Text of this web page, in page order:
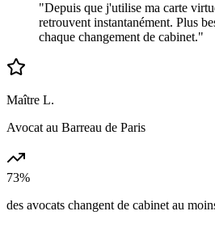
"Depuis que j'utilise ma carte
retrouvent instantanément. Plus
chaque changement de cabinet."
Maître L.
Avocat au Barreau de Paris
73%
des avocats changent de cabinet au